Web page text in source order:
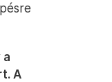
a
A